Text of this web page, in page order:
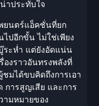
าประทับใจ
ยนตร์แอ็คชั่นที่ยก
ปอีกขั้น ไม่ใช่เพียง
ระห่ำ แต่ยังอัดแน่น
องราวอันทรงพลังที่
ชมได้ขบคิดถึงการเอา
การสูญเสีย และการ
ามหมายของ